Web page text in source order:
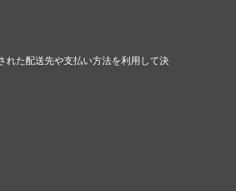
れた配送先や支払い方法を利用して決